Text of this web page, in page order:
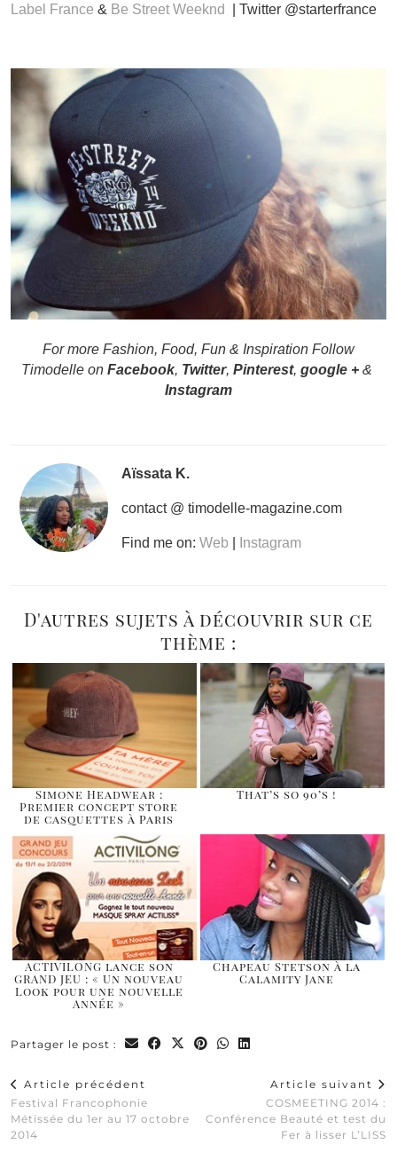
Label France & Be Street Weeknd | Twitter @starterfrance
For more Fashion, Food, Fun & Inspiration Follow
Timodelle on Facebook, Twitter, Pinterest, google + &
Instagram
Aïssata K.
contact @ timodelle-magazine.com
Find me on: Web Instagram
D'autres sujets à découvrir sur ce
thème :
Simone Headwear :
Premier concept store
de casquettes à Paris
That’s so 90’s !
ACTIVILONG lance son
GRAND JEU : « Un nouveau
Look pour une nouvelle
Année »
Chapeau Stetson à la
Calamity Jane
Partager le post :
Article précédent
Festival Francophonie
Métissée du 1er au 17 octobre
2014
Article suivant
COSMEETING 2014 :
Conférence Beauté et test du
Fer à lisser L’LISS